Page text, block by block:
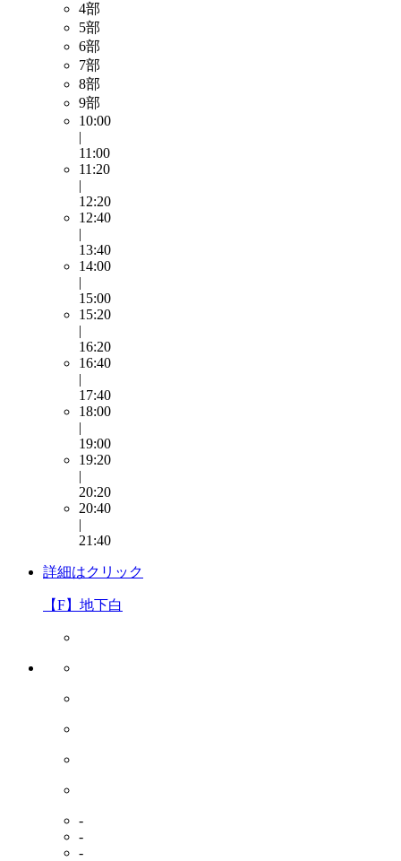
4部
5部
6部
7部
8部
9部
10:00
|
11:00
11:20
|
12:20
12:40
|
13:40
14:00
|
15:00
15:20
|
16:20
16:40
|
17:40
18:00
|
19:00
19:20
|
20:20
20:40
|
21:40
詳細はクリック
【F】地下白
-
-
-